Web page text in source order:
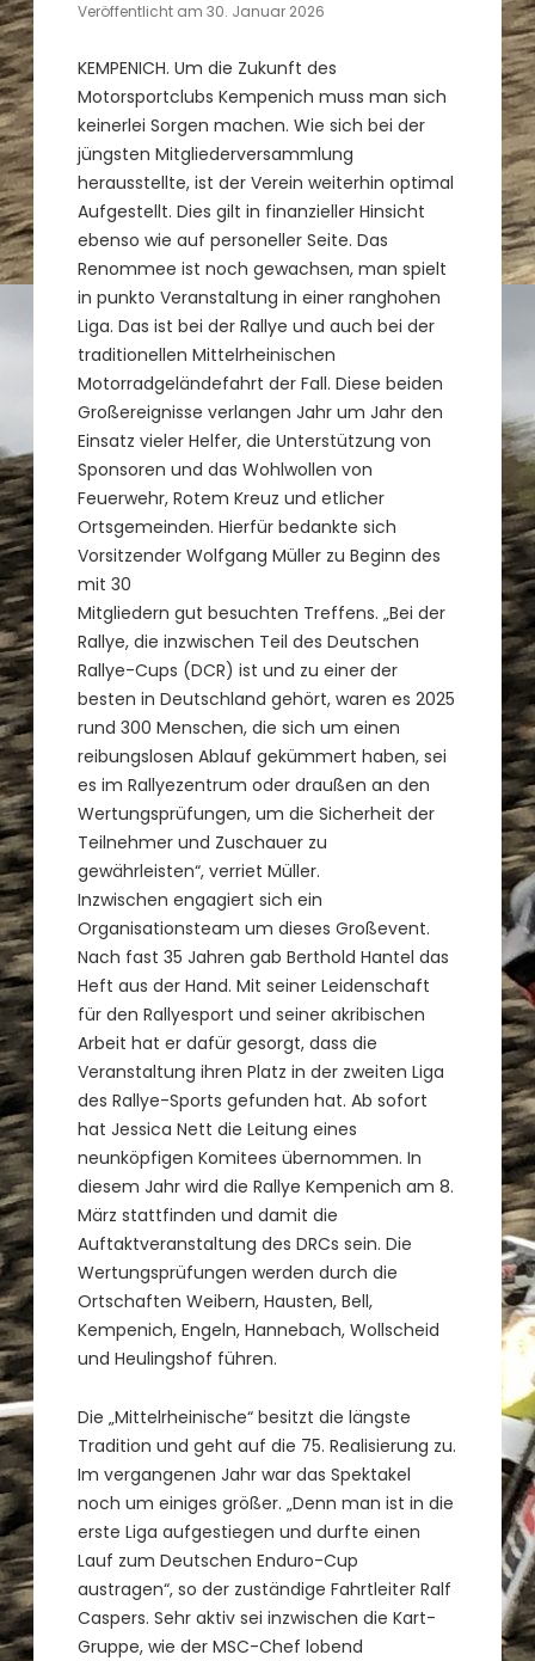
Veröffentlicht am30. Januar 2026
KEMPENICH. Um die Zukunft des
Motorsportclubs Kempenich muss man sich
keinerlei Sorgen machen. Wie sich bei der
jüngsten Mitgliederversammlung
herausstellte, ist der Verein weiterhin optimal
Aufgestellt. Dies gilt in finanzieller Hinsicht
ebenso wie auf personeller Seite. Das
Renommee ist noch gewachsen, man spielt
in punkto Veranstaltung in einer ranghohen
Liga. Das ist bei der Rallye und auch bei der
traditionellen Mittelrheinischen
Motorradgeländefahrt der Fall. Diese beiden
Großereignisse verlangen Jahr um Jahr den
Einsatz vieler Helfer, die Unterstützung von
Sponsoren und das Wohlwollen von
Feuerwehr, Rotem Kreuz und etlicher
Ortsgemeinden. Hierfür bedankte sich
Vorsitzender Wolfgang Müller zu Beginn des
mit 30
Mitgliedern gut besuchten Treffens. „Bei der
Rallye, die inzwischen Teil des Deutschen
Rallye-Cups (DCR) ist und zu einer der
besten in Deutschland gehört, waren es 2025
rund 300 Menschen, die sich um einen
reibungslosen Ablauf gekümmert haben, sei
es im Rallyezentrum oder draußen an den
Wertungsprüfungen, um die Sicherheit der
Teilnehmer und Zuschauer zu
gewährleisten“, verriet Müller.
Inzwischen engagiert sich ein
Organisationsteam um dieses Großevent.
Nach fast 35 Jahren gab Berthold Hantel das
Heft aus der Hand. Mit seiner Leidenschaft
für den Rallyesport und seiner akribischen
Arbeit hat er dafür gesorgt, dass die
Veranstaltung ihren Platz in der zweiten Liga
des Rallye-Sports gefunden hat. Ab sofort
hat Jessica Nett die Leitung eines
neunköpfigen Komitees übernommen. In
diesem Jahr wird die Rallye Kempenich am 8.
März stattfinden und damit die
Auftaktveranstaltung des DRCs sein. Die
Wertungsprüfungen werden durch die
Ortschaften Weibern, Hausten, Bell,
Kempenich, Engeln, Hannebach, Wollscheid
und Heulingshof führen.
Die „Mittelrheinische“ besitzt die längste
Tradition und geht auf die 75. Realisierung zu.
Im vergangenen Jahr war das Spektakel
noch um einiges größer. „Denn man ist in die
erste Liga aufgestiegen und durfte einen
Lauf zum Deutschen Enduro-Cup
austragen“, so der zuständige Fahrtleiter Ralf
Caspers. Sehr aktiv sei inzwischen die Kart-
Gruppe, wie der MSC-Chef lobend